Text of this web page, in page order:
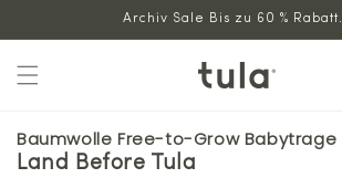
Archiv Sale Bis zu 60 % Rabatt.
Baumwolle Free-to-Grow Babytrage
Land Before Tula